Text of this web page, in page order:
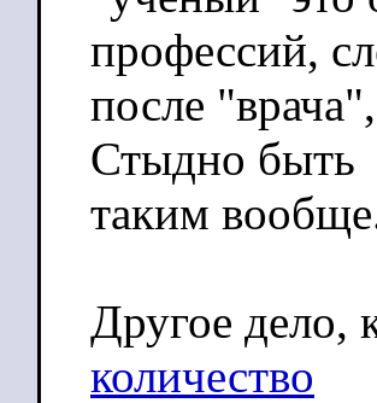
профессий,
после
Стыдно быть
таким
Другое дело,
количество